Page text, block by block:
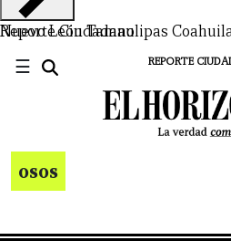
Nuevo LeónTamaulipas
Reporte Ciudadano
☰ REPORTE
osos